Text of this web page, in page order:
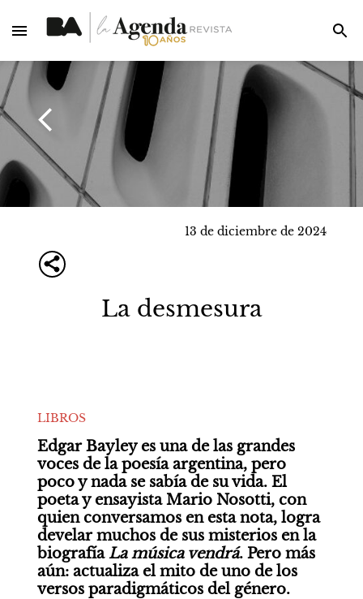
13 de diciembre de 2024
La desmesura
LIBROS
Edgar Bayley es una de las grandes
voces de la poesía argentina, pero
poco y nada se sabía de su vida. El
poeta y ensayista Mario Nosotti, con
quien conversamos en esta nota, logra
develar muchos de sus misterios en la
biografía La música vendrá. Pero más
aún: actualiza el mito de uno de los
versos paradigmáticos del género.